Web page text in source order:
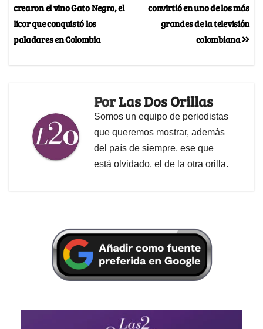
convirtió en uno de los más
grandes de la televisión
colombiana
crearon el vino Gato Negro, el
licor que conquistó los
paladares en Colombia
PorLas Dos Orillas
Somos un equipo de periodistas
que queremos mostrar, además
del país de siempre, ese que
está olvidado, el de la otra orilla.